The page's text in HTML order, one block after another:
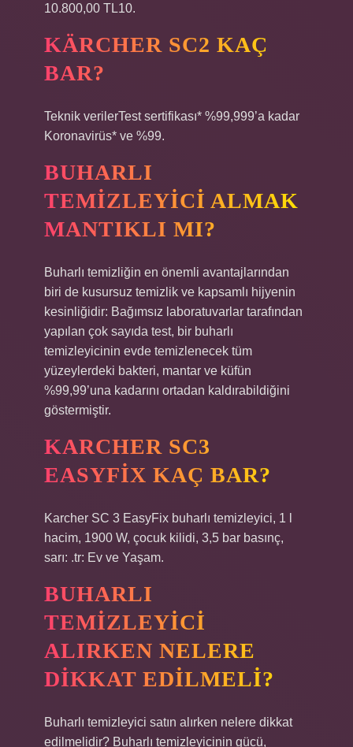
10.800,00 TL10.
KÄRCHER SC2 KAÇ
BAR?
Teknik verilerTest sertifikası* %99,999’a kadar
Koronavirüs* ve %99.
BUHARLI
TEMIZLEYICI ALMAK
MANTIKLI MI?
Buharlı temizliğin en önemli avantajlarından
biri de kusursuz temizlik ve kapsamlı hijyenin
kesinliğidir: Bağımsız laboratuvarlar tarafından
yapılan çok sayıda test, bir buharlı
temizleyicinin evde temizlenecek tüm
yüzeylerdeki bakteri, mantar ve küfün
%99,99’una kadarını ortadan kaldırabildiğini
göstermiştir.
KARCHER SC3
EASYFIX KAÇ BAR?
Karcher SC 3 EasyFix buharlı temizleyici, 1 l
hacim, 1900 W, çocuk kilidi, 3,5 bar basınç,
sarı: .tr: Ev ve Yaşam.
BUHARLI
TEMIZLEYICI
ALIRKEN NELERE
DIKKAT EDILMELI?
Buharlı temizleyici satın alırken nelere dikkat
edilmelidir? Buharlı temizleyicinin gücü,